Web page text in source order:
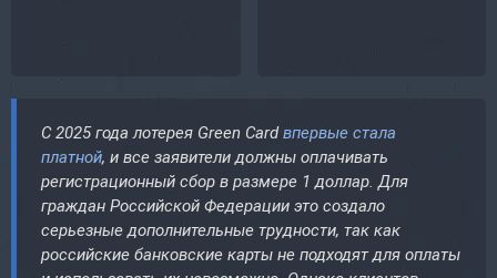
С 2025 года лотерея Green Cardвпервые стала
платной, и все заявители должны оплачивать
регистрационный сбор в размере 1 доллар. Для
граждан Российской Федерации это создало
серьезные дополнительные трудности, так как
российские банковские карты не подходят для оплаты